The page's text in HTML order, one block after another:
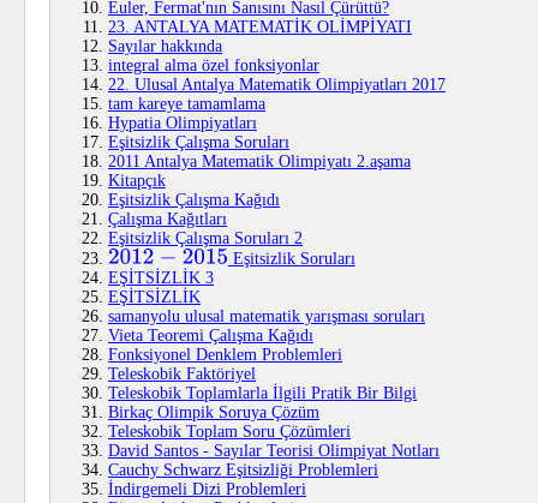
Euler, Fermat'nın Sanısını Nasıl Çürüttü?
23. ANTALYA MATEMATİK OLİMPİYATI
Sayılar hakkında
integral alma özel fonksiyonlar
22. Ulusal Antalya Matematik Olimpiyatları 2017
tam kareye tamamlama
Hypatia Olimpiyatları
Eşitsizlik Çalışma Soruları
2011 Antalya Matematik Olimpiyatı 2.aşama
Kitapçık
Eşitsizlik Çalışma Kağıdı
Çalışma Kağıtları
Eşitsizlik Çalışma Soruları 2
2012−2015
Eşitsizlik Soruları
EŞİTSİZLİK 3
EŞİTSİZLİK
samanyolu ulusal matematik yarışması soruları
Vieta Teoremi Çalışma Kağıdı
Fonksiyonel Denklem Problemleri
Teleskobik Faktöriyel
Teleskobik Toplamlarla İlgili Pratik Bir Bilgi
Birkaç Olimpik Soruya Çözüm
Teleskobik Toplam Soru Çözümleri
David Santos - Sayılar Teorisi Olimpiyat Notları
Cauchy Schwarz Eşitsizliği Problemleri
İndirgemeli Dizi Problemleri